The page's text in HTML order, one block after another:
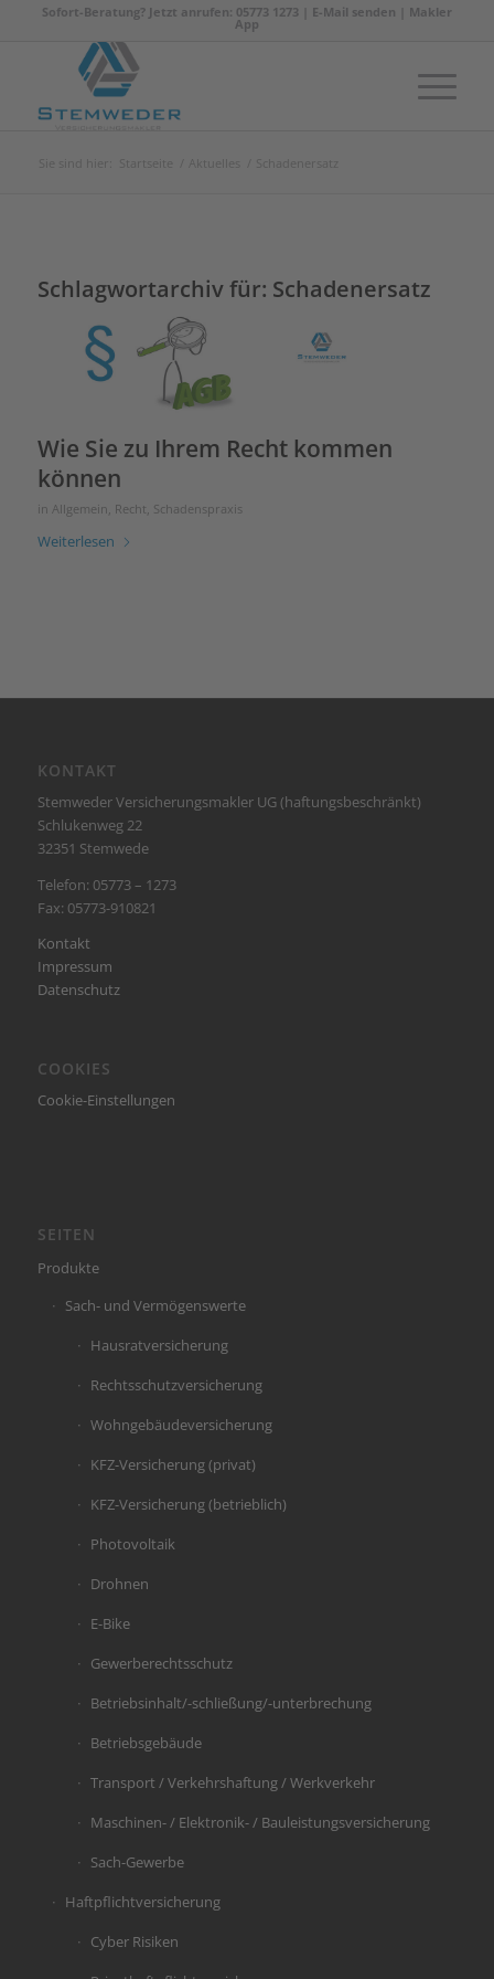
Sofort-Beratung? Jetzt anrufen: 05773 1273 | E-Mail senden Makler
App
Sie sind hier: Startseite Aktuelles Schadenersatz
Schlagwortarchiv für: Schadenersatz
Wie Sie zu Ihrem Recht kommen
können
in Allgemein, Recht, Schadenspraxis
Weiterlesen
KONTAKT
Stemweder Versicherungsmakler UG (haftungsbeschränkt)
Schlukenweg 22
32351 Stemwede
Telefon: 05773 – 1273
Fax: 05773-910821
Kontakt
Impressum
Datenschutz
COOKIES
Cookie-Einstellungen
SEITEN
Produkte
Sach- und Vermögenswerte
Hausratversicherung
Rechtsschutzversicherung
Wohngebäudeversicherung
KFZ-Versicherung (privat)
KFZ-Versicherung (betrieblich)
Photovoltaik
Drohnen
E-Bike
Gewerberechtsschutz
Betriebsinhalt/-schließung/-unterbrechung
Betriebsgebäude
Transport / Verkehrshaftung / Werkverkehr
Maschinen- / Elektronik- / Bauleistungsversicherung
Sach-Gewerbe
Haftpflichtversicherung
Cyber Risiken